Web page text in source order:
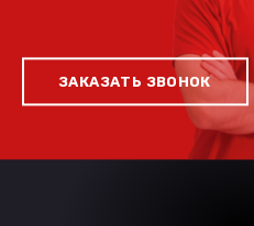
ЗАКАЗАТЬ ЗВОНОК